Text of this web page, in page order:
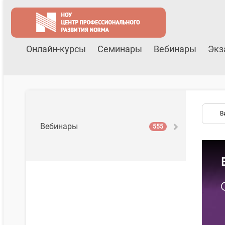
Онлайн-курсы Семинары Вебинары
Вебинары 555